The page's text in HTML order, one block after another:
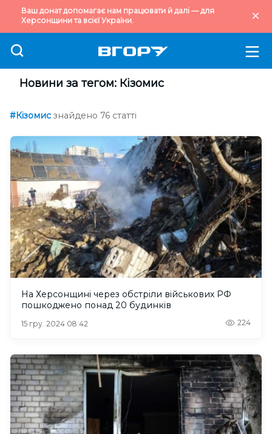
Ваш донат допомагає нам працювати й далі — для
Херсонщини та всієї України.
Новини за тегом: Кізомис
#Кізомис знайдено 76 статті
На Херсонщині через обстріли військових РФ
пошкоджено понад 20 будинків
15 гру. 2024 08:42 224